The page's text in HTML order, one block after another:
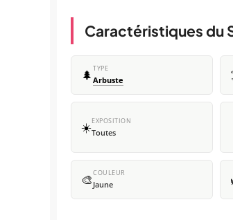
Caractéristiques du
🌲 TYPE
Arbuste
☀️EXPOSITION
Toutes
🎨COULEUR
Jaune